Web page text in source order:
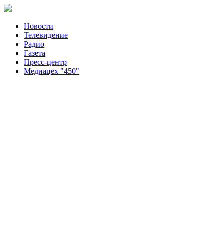
Новости
Телевидение
Радио
Газета
Пресс-центр
Медиацех "450"